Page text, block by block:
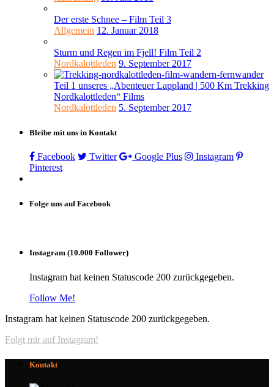
Der erste Schnee – Film Teil 3
Allgemein 12. Januar 2018
Sturm und Regen im Fjell! Film Teil 2
Nordkalottleden 9. September 2017
Teil 1 unseres „Abenteuer Lappland | 500 Km Trekking
Nordkalottleden“ Films
Nordkalottleden 5. September 2017
Bleibe mit uns in Kontakt
Facebook Twitter Google Plus
Instagram
Pinterest
Folge uns auf Facebook
Instagram (10.000 Follower)
Instagram hat keinen Statuscode 200 zurückgegeben.
Follow Me!
Instagram hat keinen Statuscode 200 zurückgegeben.
Folgt mir auf Instagram!
Kontakt